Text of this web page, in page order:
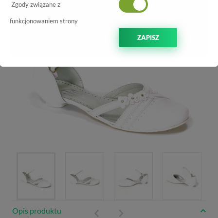
Opis produktu
Zgody związane z
funkcjonowaniem strony
ZAPISZ